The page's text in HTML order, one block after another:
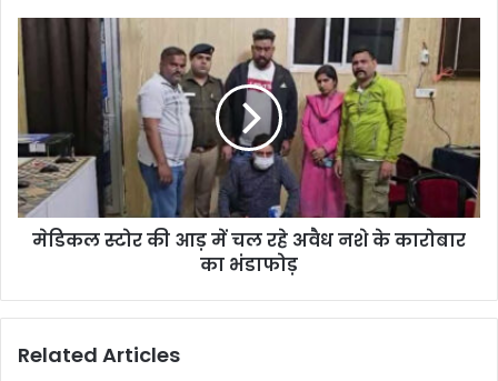
मेडिकल स्टोर की आड़ में चल रहे अवैध नशे के कारोबार
का भंडाफोड़
Related Articles